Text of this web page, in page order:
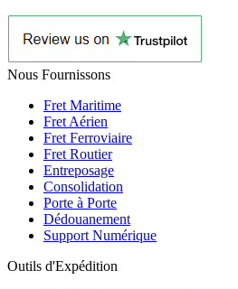
Nous Fournissons
Fret Maritime
Fret Aérien
Fret Ferroviaire
Fret Routier
Entreposage
Consolidation
Porte à Porte
Dédouanement
Support Numérique
Outils d'Expédition